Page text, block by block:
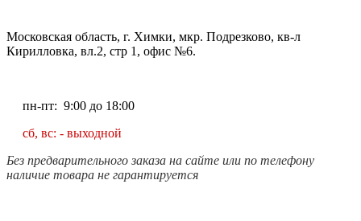
Московская область, г. Химки, мкр. Подрезково, кв-л
Кирилловка, вл.2, стр 1, офис №6.
пн-пт: 9:00 до 18:00
сб, вс: - выходной
Без предварительного заказа на сайте или по телефону
наличие товара не гарантируется